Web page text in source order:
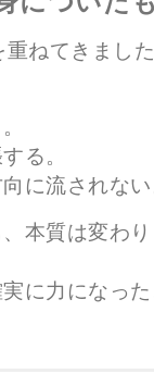
ねてきました
る。
に流されない
本質は変わ
に力になっ